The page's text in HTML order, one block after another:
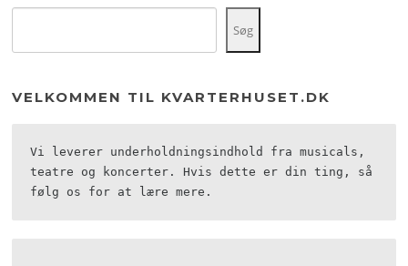
Søg
VELKOMMEN TIL KVARTERHUSET.DK
Vi leverer underholdningsindhold fra musicals,
teatre og koncerter. Hvis dette er din ting, så
følg os for at lære mere.